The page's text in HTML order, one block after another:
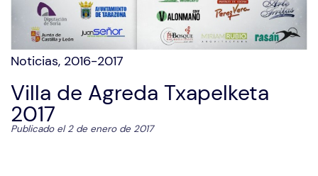
Noticias, 2016-2017
Villa de Agreda Txapelketa
2017
Publicado el 2 de enero de 2017